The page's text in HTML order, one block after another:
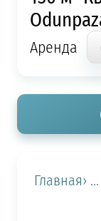
Аренда
Главная›